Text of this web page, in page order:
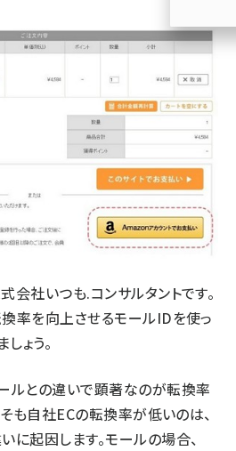
会社いつも.コンサルタントです。
率を向上させるモールIDを使っ
ょう。
ルとの違いで顕著なのが転換率
そも自社ECの転換率が低いのは、
に起因します。モールの場合、
参